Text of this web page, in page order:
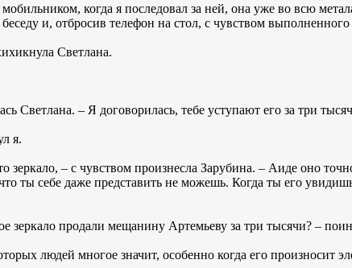
когда я последовал за ней, она уже во всю
и, отбросив телефон на стол, с чувством
Светлана.
Светлана. – Я договорилась, тебе уступают его за три
я.
зеркало, – с чувством произнесла Зарубина. – Аиде оно
ты себе даже представить не можешь. Когда ты его
зеркало продали мещанину Артемьеву за три тысячи? –
людей многое значит, особенно когда его произносит